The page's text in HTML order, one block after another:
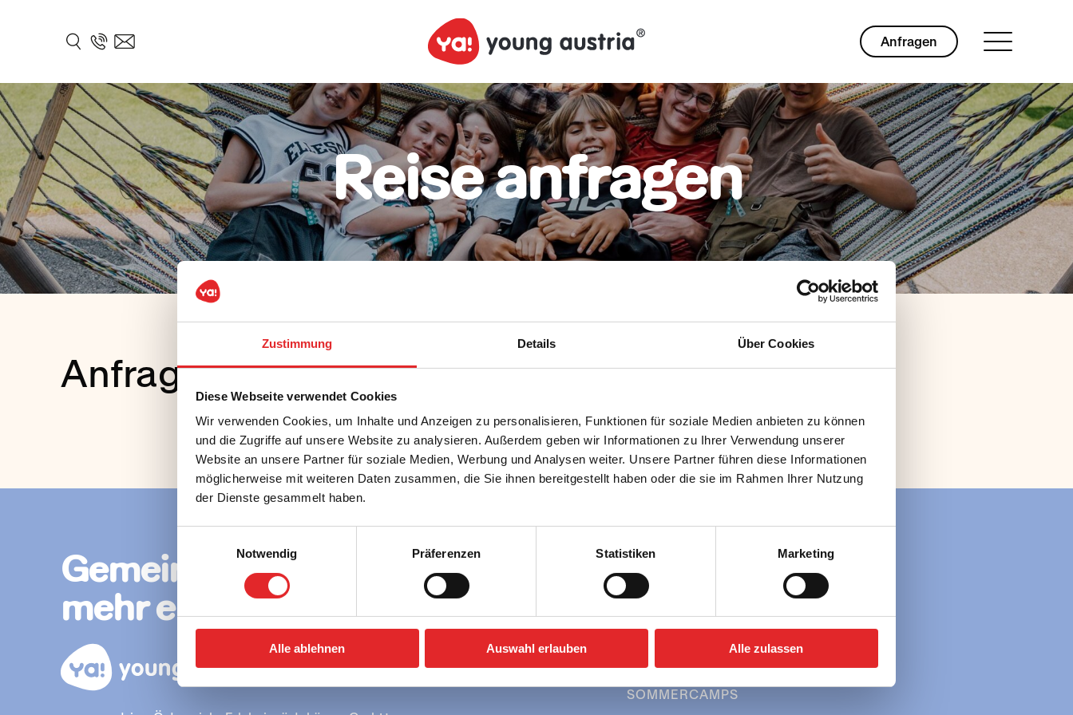
Zustimmung Details Über Cookies
Diese Webseite verwendet Cookies
Wir verwenden Cookies, um Inhalte und Anzeigen zu personalisieren, Funktionen für soziale Medien anbieten zu können
und die Zugriffe auf unsere Website zu analysieren. Außerdem geben wir Informationen zu Ihrer Verwendung unserer
Website an unsere Partner für soziale Medien, Werbung und Analysen weiter. Unsere Partner führen diese Informationen
möglicherweise mit weiteren Daten zusammen, die Sie ihnen bereitgestellt haben oder die sie im Rahmen Ihrer Nutzung
der Dienste gesammelt haben.
Notwendig
Präferenzen Statistiken Marketing
Alle ablehnen Auswahl erlauben Alle zulassen
Anfragen
Reise anfragen
Anfrageformular
Gemeinsam
mehr erleben.
SCHULEN
» Berge & Seen in Österreich
» Städtereisen in Europa
FREIZEITGRUPPEN
» Berge & Seen in Österreich
» Städtereisen in Europa
SOMMERCAMPS
ÜBER UNS
» Team
» FAQ